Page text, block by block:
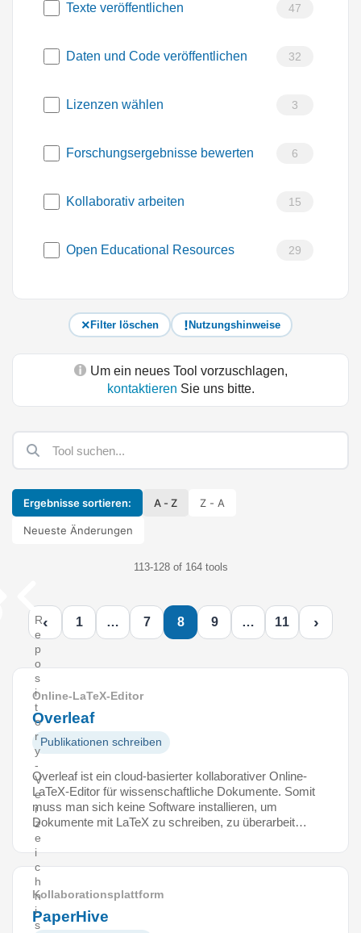
Texte veröffentlichen 47
Daten und Code veröffentlichen 32
Lizenzen wählen 3
Forschungsergebnisse bewerten 6
Kollaborativ arbeiten 15
Open Educational Resources 29
Filter löschen Nutzungshinweise
Um ein neues Tool vorzuschlagen,
kontaktieren Sie uns bitte.
Ergebnisse sortieren: A - Z Z - A
Neueste Änderungen
113-128 of 164 tools
R
e
p
o
s
i
t
o
r
y
-
V
e
r
z
e
i
c
h
n
i
s
‹ 1 … 7 8 9 … 11 ›
Online-LaTeX-Editor
Overleaf
Publikationen schreiben
Overleaf ist ein cloud-basierter kollaborativer Online-
LaTeX-Editor für wissenschaftliche Dokumente. Somit
muss man sich keine Software installieren, um
Dokumente mit LaTeX zu schreiben, zu überarbeit…
Kollaborationsplattform
PaperHive